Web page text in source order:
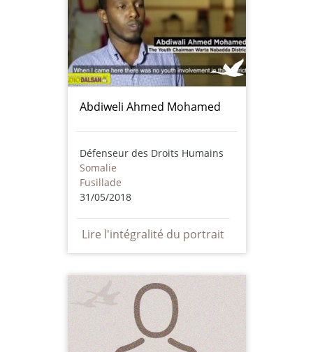
Abdiweli Ahmed Mohamed
Défenseur des Droits Humains
Somalie
Fusillade
31/05/2018
Lire l'intégralité du portrait